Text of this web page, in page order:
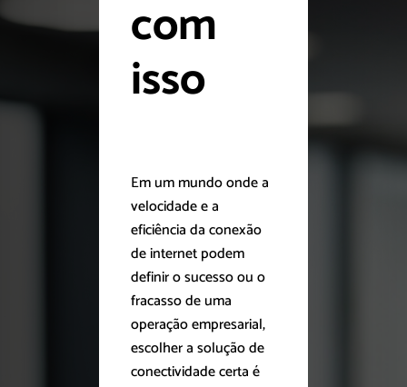
com
isso
Em um mundo onde a
velocidade e a
eficiência da conexão
de internet podem
definir o sucesso ou o
fracasso de uma
operação empresarial,
escolher a solução de
conectividade certa é